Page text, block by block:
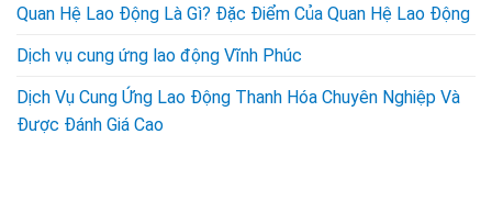
Quan Hệ Lao Động Là Gì? Đặc Điểm Của Quan Hệ Lao Động
Dịch vụ cung ứng lao động Vĩnh Phúc
Dịch Vụ Cung Ứng Lao Động Thanh Hóa Chuyên Nghiệp Và
Được Đánh Giá Cao